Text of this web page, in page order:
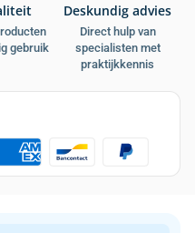
gebruik
Deskundig advies
Direct hulp van
specialisten met
praktijkkennis